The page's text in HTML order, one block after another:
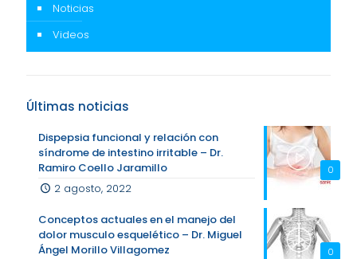
Noticias
Videos
Últimas noticias
0
Dispepsia funcional y relación con
síndrome de intestino irritable – Dr.
Ramiro Coello Jaramillo
2 agosto, 2022
0
Conceptos actuales en el manejo del
dolor musculo esquelético – Dr. Miguel
Ángel Morillo Villagomez